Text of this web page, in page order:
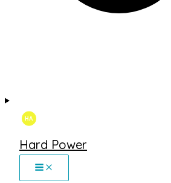
Hard Power